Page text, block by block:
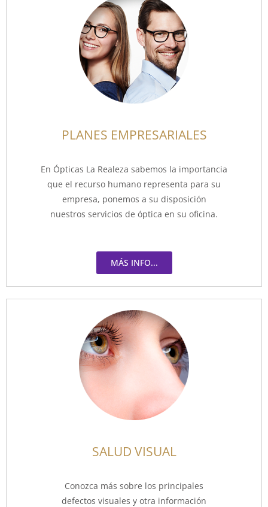
PLANES EMPRESARIALES
En Ópticas La Realeza sabemos la importancia
que el recurso humano representa para su
empresa, ponemos a su disposición
nuestros servicios de óptica en su oficina.
MÁS INFO...
SALUD VISUAL
Conozca más sobre los principales
defectos visuales y otra información